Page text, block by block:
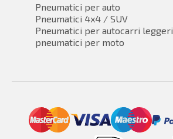
Pneumatici per auto
Pneumatici 4x4 / SUV
Pneumatici per autocarri leggeri
pneumatici per moto